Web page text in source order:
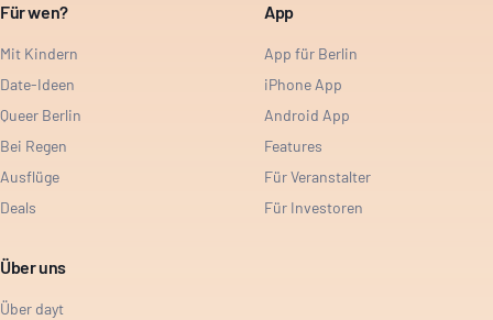
Für wen?
Mit Kindern
Date-Ideen
Queer Berlin
Bei Regen
Ausflüge
Deals
App
App für Berlin
iPhone App
Android App
Features
Für Veranstalter
Für Investoren
Über uns
Über dayt